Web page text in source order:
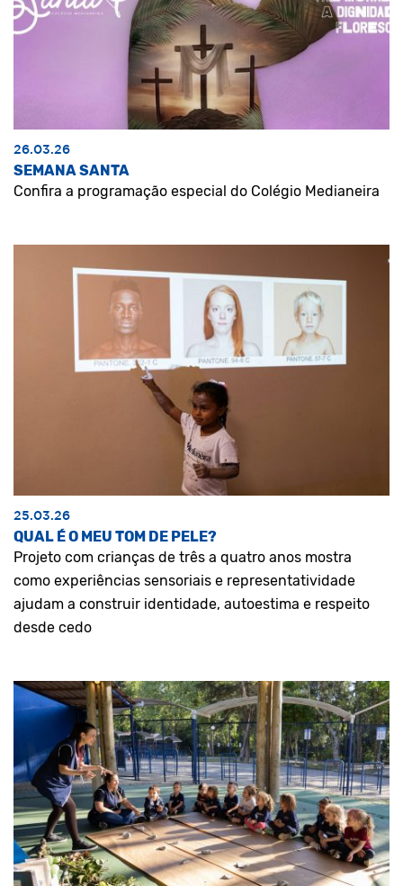
26.03.26
SEMANA SANTA
Confira a programação especial do Colégio Medianeira
25.03.26
QUAL É O MEU TOM DE PELE?
Projeto com crianças de três a quatro anos mostra
como experiências sensoriais e representatividade
ajudam a construir identidade, autoestima e respeito
desde cedo